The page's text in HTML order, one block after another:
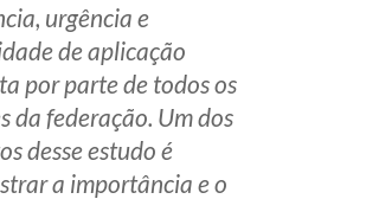
Zênite Play
Orientação por Escrito
Mentoria Zênite
Capacitação
urgência e
de aplicação
por parte de todos os
da federação. Um dos
desse estudo é
a importância e o